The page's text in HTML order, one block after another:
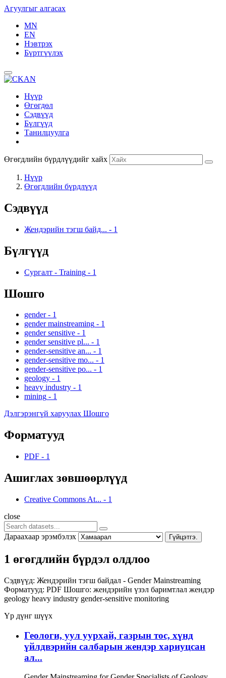
Агуулгыг алгасах
MN
EN
Нэвтрэх
Бүртгүүлэх
Нүүр
Өгөгдөл
Сэдвүүд
Бүлгүүд
Танилцуулга
Өгөгдлийн бүрдлүүдийг хайх
Нүүр
Өгөгдлийн бүрдлүүд
Сэдвүүд
Жендэрийн тэгш байд... - 1
Бүлгүүд
Сургалт - Training - 1
Шошго
gender - 1
gender mainstreaming - 1
gender sensitive - 1
gender sensitive pl... - 1
gender-sensitive an... - 1
gender-sensitive mo... - 1
gender-sensitive po... - 1
geology - 1
heavy industry - 1
mining - 1
Дэлгэрэнгүй харуулах Шошго
Форматууд
PDF - 1
Ашиглах зөвшөөрлүүд
Creative Commons At... - 1
close
Дараахаар эрэмбэлэх Гүйцэтгэ.
1 өгөгдлийн бүрдэл олдлоо
Сэдвүүд: Жендэрийн тэгш байдал - Gender Mainstreaming
Форматууд: PDF Шошго: жендэрийн үзэл баримтлал жендэр
geology heavy industry gender-sensitive monitoring
Үр дүнг шүүх
Геологи, уул уурхай, газрын тос, хүнд
үйлдвэрийн салбарын жендэр хариуцсан
ал...